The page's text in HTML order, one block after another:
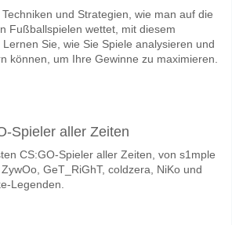
und Strategien, wie man auf die
Fußballspielen wettet, mit diesem
Sie, wie Sie Spiele analysieren und
können, um Ihre Gewinne zu maximieren.
Spieler aller Zeiten
CS:GO-Spieler aller Zeiten, von s1mple
GeT_RiGhT, coldzera, NiKo und
Legenden.